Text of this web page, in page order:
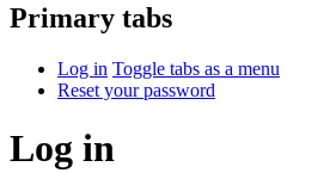
Primary tabs
Log in Toggle tabs as a menu
Reset your password
Log in